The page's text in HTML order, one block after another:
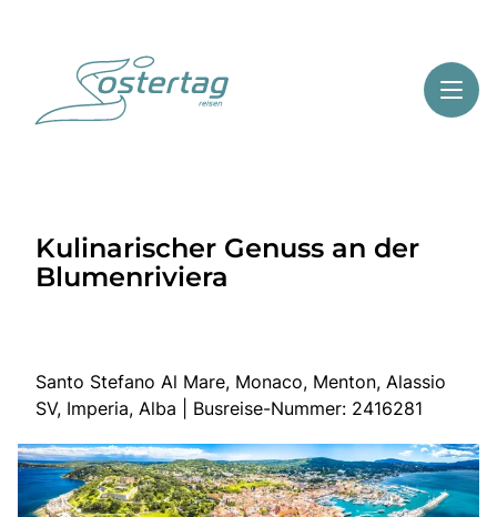
Highlights
Service
Mehrtagesreisen
Tagesreisen
Kulinarischer Genuss an der
Blumenriviera
Santo Stefano Al Mare, Monaco, Menton, Alassio
SV, Imperia, Alba | Busreise-Nummer: 2416281